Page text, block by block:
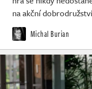
na akční
Michal Burian